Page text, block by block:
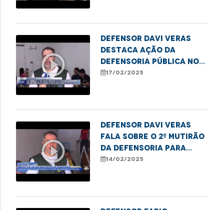
play_circle_outline
Defensor Davi Veras
destaca ação da
Defensoria Pública no
Mutirão de matrícula
17/02/2025
play_circle_outline
Defensor Davi Veras
fala sobre o 2º mutirão
da Defensoria para
déficit de vagas em SL
14/02/2025